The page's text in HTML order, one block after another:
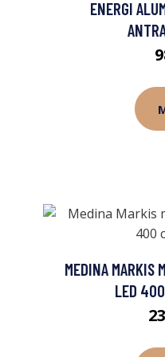
ENERGI
MEDINA MARKIS
LED